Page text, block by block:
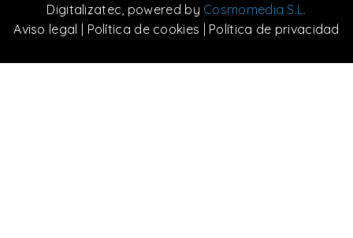
Digitalizatec , powered by Cosmomedia S.L.
Aviso legal | Política de cookies | Política de privacidad